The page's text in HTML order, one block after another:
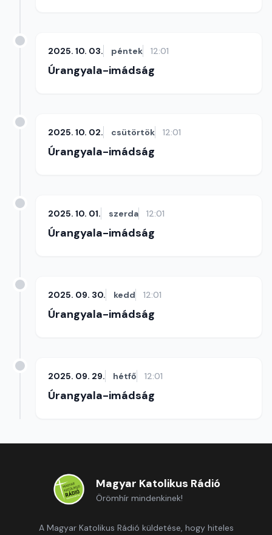
2025. 10. 03. péntek 12:01
Úrangyala-imádság
2025. 10. 02. csütörtök 12:01
Úrangyala-imádság
2025. 10. 01. szerda 12:01
Úrangyala-imádság
2025. 09. 30. kedd 12:01
Úrangyala-imádság
2025. 09. 29. hétfő 12:01
Úrangyala-imádság
Magyar Katolikus Rádió
Örömhír mindenkinek!
A Magyar Katolikus Rádió küldetése, hogy hiteles